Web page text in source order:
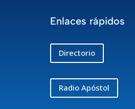
Enlaces rápidos
Directorio
Radio Apóstol